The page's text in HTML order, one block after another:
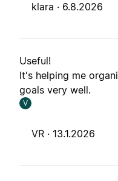
klara · 6.8.2026
Useful!
It's helping me
goals very well.
V
VR · 13.1.2026